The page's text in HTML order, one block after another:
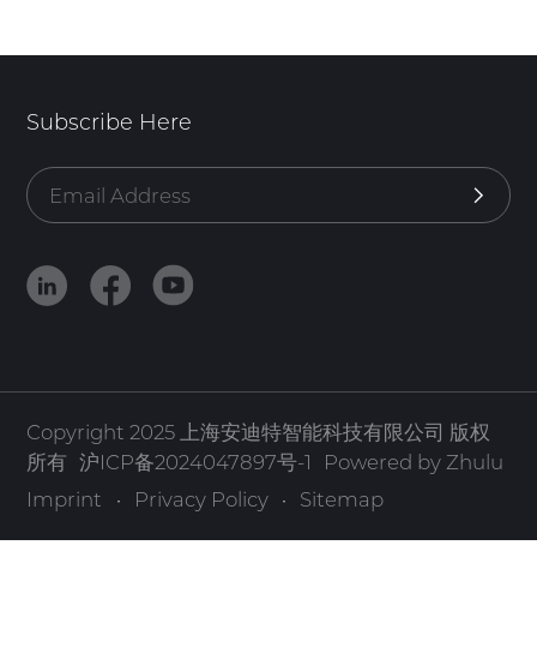
Subscribe Here
Copyright 2025 上海安迪特智能科技有限公司 版权
所有 沪ICP备2024047897号-1
Powered by Zhulu
Imprint
· Privacy Policy · Sitemap